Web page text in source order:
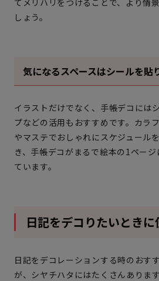
しょう。
気になるスペースはシールを貼
イラストだけでなく、手帳デコには
プなどの活用もおすすめです。カラ
やマステでおしゃれにスケジュール
き、手帳デコがまるで絵本の1ペー
ています。
日記をデコりたいときに
日記をデコレーションする時のおす
が、シヤチハタにはたくさんありま